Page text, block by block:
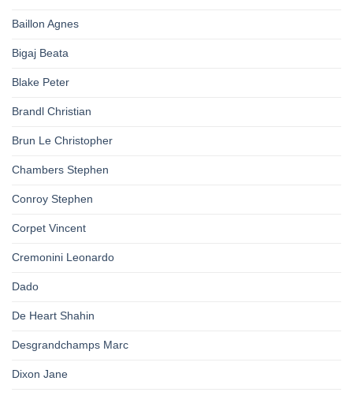
Baillon Agnes
Bigaj Beata
Blake Peter
Brandl Christian
Brun Le Christopher
Chambers Stephen
Conroy Stephen
Corpet Vincent
Cremonini Leonardo
Dado
De Heart Shahin
Desgrandchamps Marc
Dixon Jane